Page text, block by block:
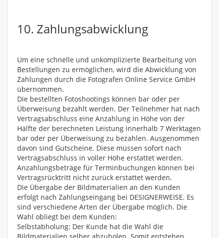
10. Zahlungsabwicklung
Um eine schnelle und unkomplizierte Bearbeitung von
Bestellungen zu ermöglichen, wird die Abwicklung von
Zahlungen durch die Fotografen Online Service GmbH
übernommen.
Die bestellten Fotoshootings können bar oder per
Überweisung bezahlt werden. Der Teilnehmer hat nach
Vertragsabschluss eine Anzahlung in Höhe von der
Hälfte der berechneten Leistung innerhalb 7 Werktagen
bar oder per Überweisung zu bezahlen. Ausgenommen
davon sind Gutscheine. Diese müssen sofort nach
Vertragsabschluss in voller Höhe erstattet werden.
Anzahlungsbeträge für Terminbuchungen können bei
Vertragsrücktritt nicht zurück erstattet werden.
Die Übergabe der Bildmaterialien an den Kunden
erfolgt nach Zahlungseingang bei DESIGNERWEISE. Es
sind verschiedene Arten der Übergabe möglich. Die
Wahl obliegt bei dem Kunden:
Selbstabholung: Der Kunde hat die Wahl die